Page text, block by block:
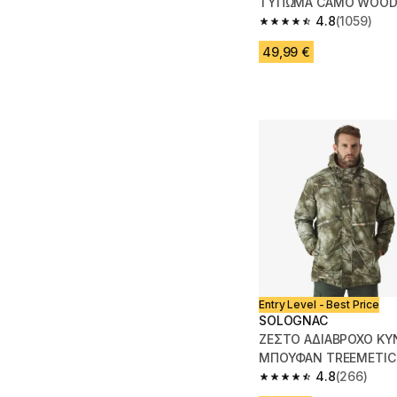
4.8
4.8 out of 5 stars from
(1059)
49,99 €
Entry Level - Best Price
SOLOGNAC
ΖΕΣΤΟ ΑΔΙΑΒΡΟΧΟ
ΜΠΟΥΦΑΝ TREEMETIC
4.8
4.8 out of 5 stars from
(266)